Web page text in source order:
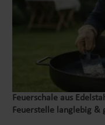
Feuerschale aus
Feuerstelle langlebig &